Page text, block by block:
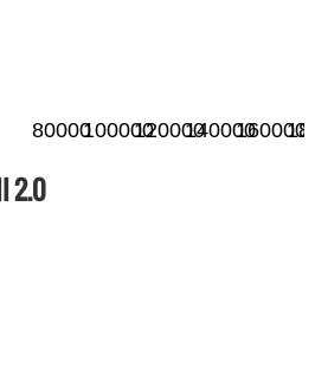
80000100000120000140000160000
2.0